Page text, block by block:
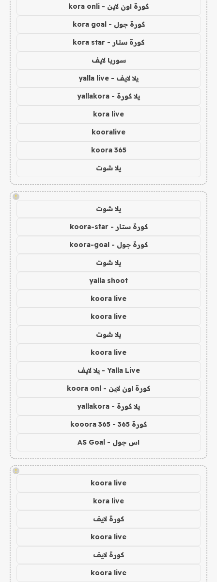
كورة اون لاين - kora onli
كورة جول - kora goal
كورة ستار - kora star
سوريا لايف
يلا لايف - yalla live
يلا كورة - yallakora
kora live
kooralive
koora 365
يلا شوت
!
يلا شوت
كورة ستار - koora-star
كورة جول - koora-goal
يلا شوت
yalla shoot
koora live
koora live
يلا شوت
koora live
Yalla Live - يلا لايف
كورة اون لاين - koora onl
يلا كورة - yallakora
كورة 365 - kooora 365
اس جول - AS Goal
!
koora live
kora live
كورة لايف
koora live
كورة لايف
koora live